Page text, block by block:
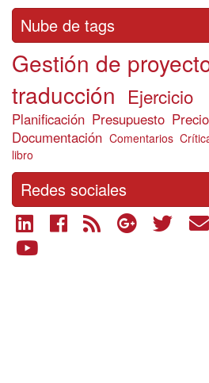
Nube de tags
Gestión de
traducción Ejercicio
Planificación Presupuesto
Documentación Comentarios
libro
Redes sociales